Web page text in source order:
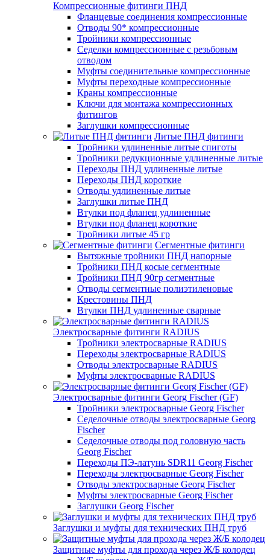
Компрессионные фитинги ПНД
Фланцевые соединения компрессионные
Отводы 90* компрессионные
Тройники компрессионные
Седелки компрессионные с резьбовым
отводом
Муфты соединительные компрессионные
Муфты переходные компрессионные
Краны компрессионные
Ключи для монтажа компрессионных
фитингов
Заглушки компрессионные
Литые ПНД фитинги
Тройники удлиненные литые спиготы
Тройники редукционные удлиненные литые
Переходы ПНД удлиненные литые
Переходы ПНД короткие
Отводы удлиненные литые
Заглушки литые ПНД
Втулки под фланец удлиненные
Втулки под фланец короткие
Тройники литые 45 гр
Сегментные фитинги
Вытяжные тройники ПНД напорные
Тройники ПНД косые сегментные
Тройники ПНД 90гр сегментные
Отводы сегментные полиэтиленовые
Крестовины ПНД
Втулки ПНД удлиненные сварные
Электросварные фитинги RADIUS
Тройники электросварные RADIUS
Переходы электросварные RADIUS
Отводы электросварные RADIUS
Муфты электросварные RADIUS
Электросварные фитинги Georg Fischer (GF)
Тройники электросварные Georg Fischer
Седелочные отводы электросварные Georg
Fischer
Седелочные отводы под головную часть
Georg Fischer
Переходы ПЭ-латунь SDR11 Georg Fischer
Переходы электросварные Georg Fischer
Отводы электросварные Georg Fischer
Муфты электросварные Georg Fischer
Заглушки Georg Fischer
Заглушки и муфты для технических ПНД труб
Защитные муфты для прохода через Ж/Б колодец